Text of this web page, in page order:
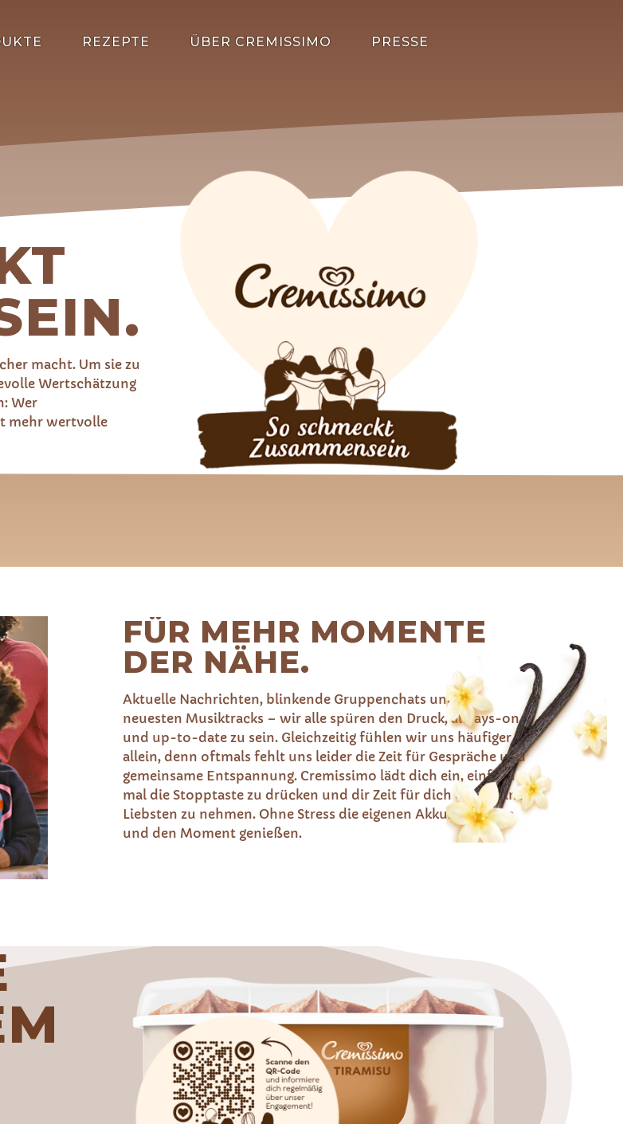
REZEPTE ÜBER CREMISSIMO PRESSE
macht. Um sie zu
Wertschätzung
Wer
mehr wertvolle
FÜR MEHR MOMENTE
DER NÄHE.
Aktuelle Nachrichten, blinkende Gruppenchats und die
neuesten Musiktracks – wir alle spüren den Druck, always-on
und up-to-date zu sein. Gleichzeitig fühlen wir uns häufiger
allein, denn oftmals fehlt uns leider die Zeit für Gespräche und
gemeinsame Entspannung. Cremissimo lädt dich ein, einfach
mal die Stopptaste zu drücken und dir Zeit für dich oder deine
Liebsten zu nehmen. Ohne Stress die eigenen Akkus aufladen
und den Moment genießen.